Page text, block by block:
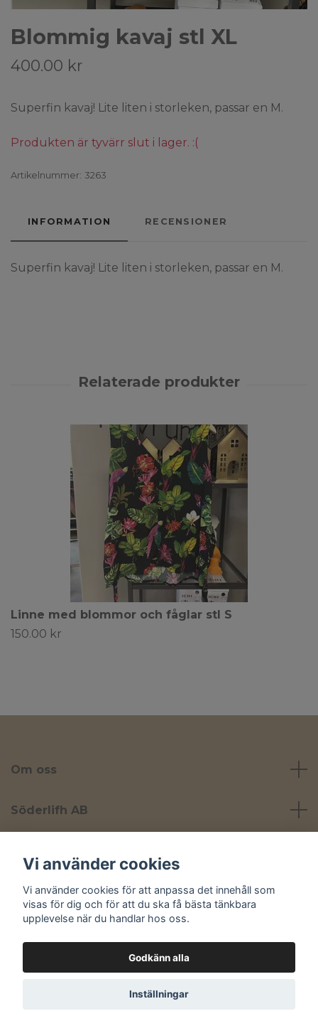
Blommig kavaj stl XL
400.00 kr
Superfin kavaj! Lite liten i storleken, passar en M.
Produkten är tyvärr slut i lager. :(
Artikelnummer: 3263
INFORMATION RECENSIONER
Superfin kavaj! Lite liten i storleken, passar en M.
Linne med blommor och fåglar stl S
150.00 kr
Om oss
Söderlifh AB
Sociala medier
© 2026 Yta
Vi använder cookies
Vi använder cookies för att anpassa det innehåll som
visas för dig och för att du ska få bästa tänkbara
upplevelse när du handlar hos oss.
Godkänn alla
Inställningar